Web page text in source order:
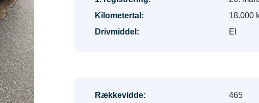
Kilometertal:
18.000
Drivmiddel:
El
Rækkevidde:
465